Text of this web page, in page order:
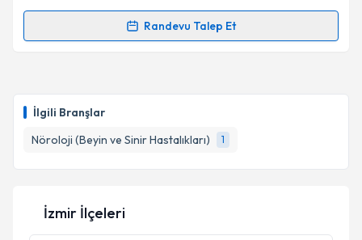
İlgili Branşlar
Nöroloji (Beyin ve Sinir Hastalıkları)
1
Metni'ni okudum ve kişisel verilerimin belirtilen
kapsamda işlenmesini kabul ediyorum.
Randevu Talep Et
Randevu Takvimi Talebi
için bir takvim hazırlandığında e-posta ile
bilgilendireceğiz.
E-posta Adresiniz
İzmir İlçeleri